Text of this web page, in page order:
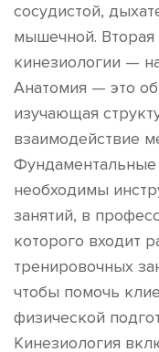
сосудистой,
мышечной. Вторая
кинезиологии —
Анатомия — это
изучающая
взаимодействие
Фундаментальные
необходимы
занятий, в
которого входит
тренировочных
чтобы помочь
физической
Кинезиология